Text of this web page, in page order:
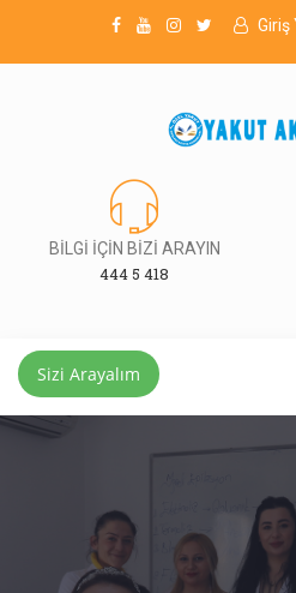
Giriş
BİLGİ İÇİN BİZİ ARAYIN
444 5 418
Sizi Arayalım